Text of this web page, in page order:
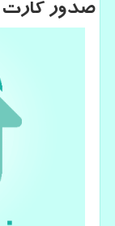
صدور كارت